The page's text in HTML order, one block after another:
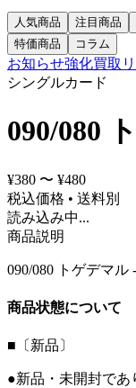
人気商品 注目商品
特価商品
コラム
お知らせ強化買取
シングルカード
090/080
¥380 〜 ¥480
税込価格 • 送料別
読み込み中...
商品説明
090/080 トゲデマル
商品状態について
■〔新品〕
●新品・未開封であ